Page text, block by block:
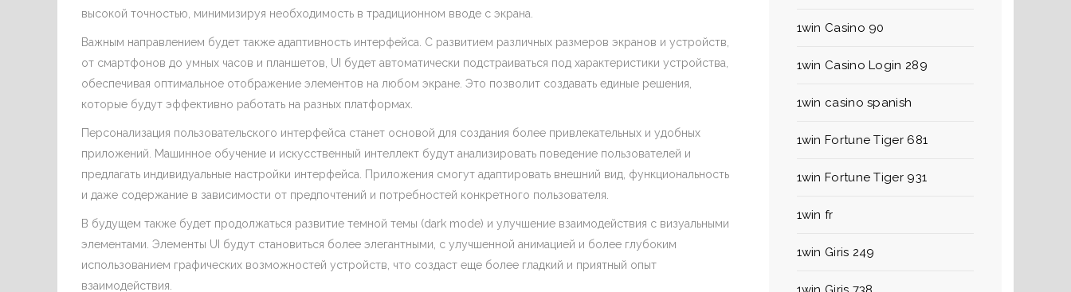
высокой точностью, минимизируя необходимость в традиционном вводе с экрана.
Важным направлением будет также адаптивность интерфейса. С развитием различных размеров экранов и устройств,
от смартфонов до умных часов и планшетов, UI будет автоматически подстраиваться под характеристики устройства,
обеспечивая оптимальное отображение элементов на любом экране. Это позволит создавать единые решения,
которые будут эффективно работать на разных платформах.
Персонализация пользовательского интерфейса станет основой для создания более привлекательных и удобных
приложений. Машинное обучение и искусственный интеллект будут анализировать поведение пользователей и
предлагать индивидуальные настройки интерфейса. Приложения смогут адаптировать внешний вид, функциональность
и даже содержание в зависимости от предпочтений и потребностей конкретного пользователя.
В будущем также будет продолжаться развитие темной темы (dark mode) и улучшение взаимодействия с визуальными
элементами. Элементы UI будут становиться более элегантными, с улучшенной анимацией и более глубоким
использованием графических возможностей устройств, что создаст еще более гладкий и приятный опыт
взаимодействия.
1win Casino 90
1win Casino Login 289
1win casino spanish
1win Fortune Tiger 681
1win Fortune Tiger 931
1win fr
1win Giris 249